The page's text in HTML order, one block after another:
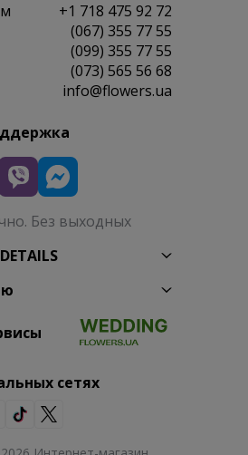
+1 718 475 92 72
(067) 355 77 55
(099) 355 77 55
(073) 565 56 68
info@flowers.ua
Без выходных
сетях